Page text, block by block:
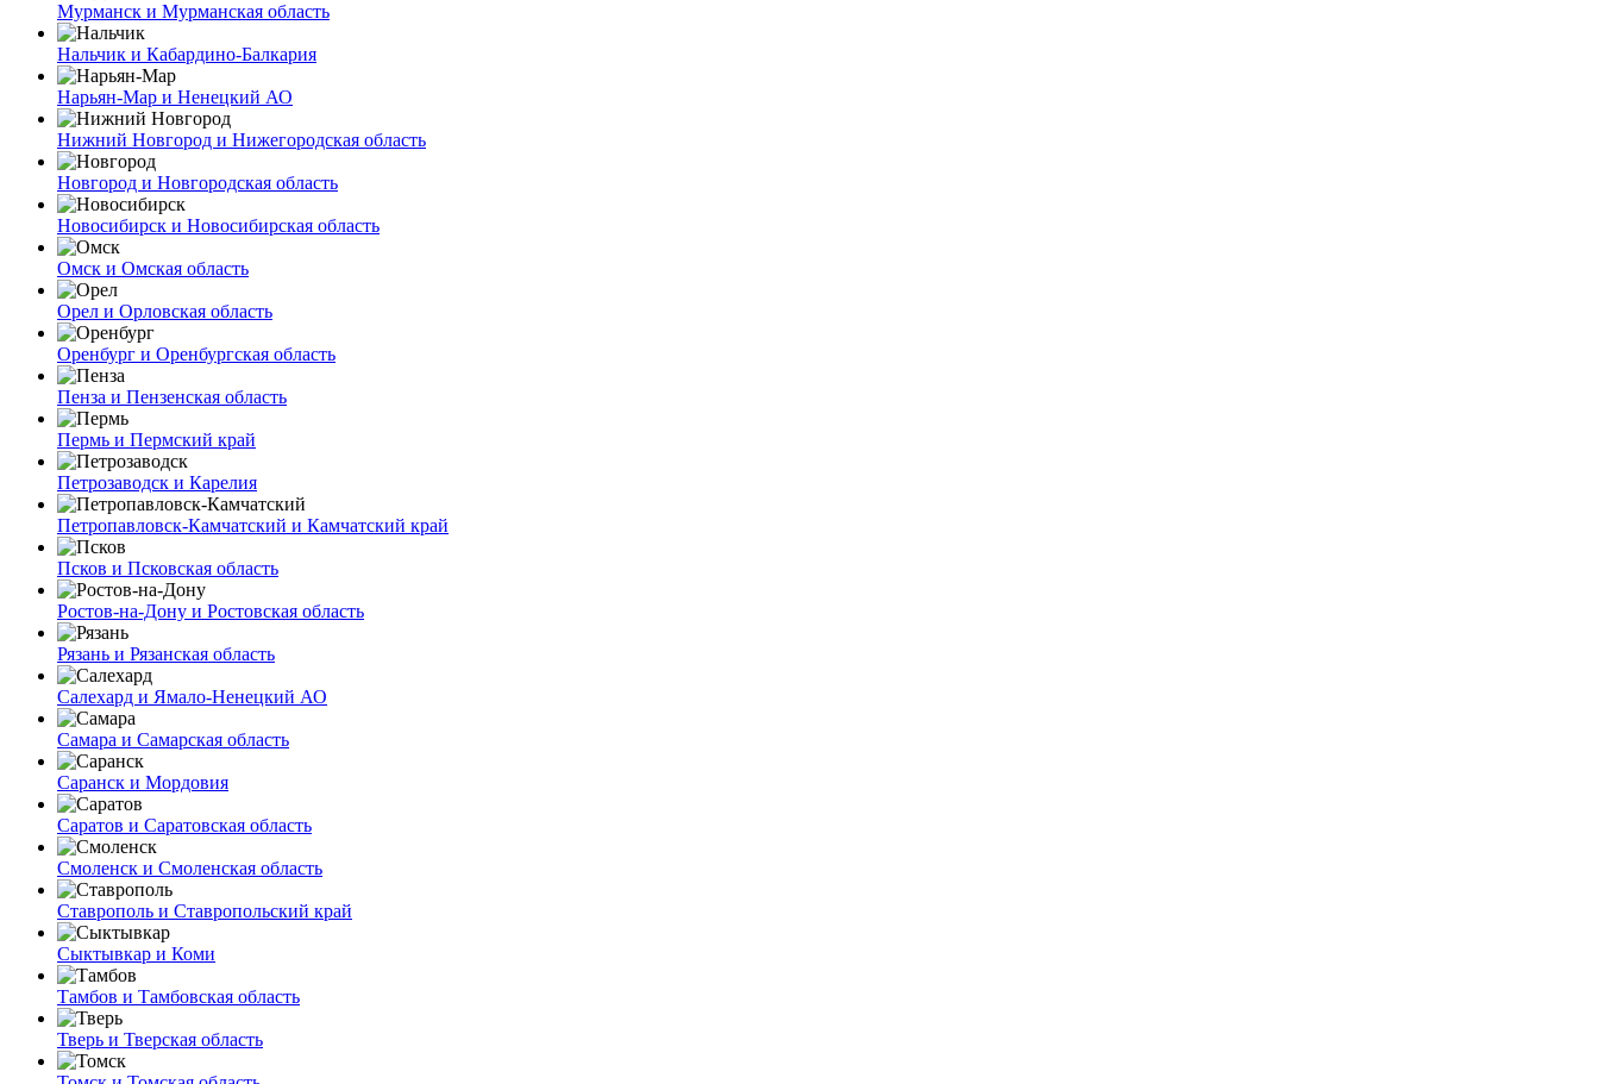
Мурманск и Мурманская область
Нальчик и Кабардино-Балкария
Нарьян-Мар и Ненецкий АО
Нижний Новгород и Нижегородская область
Новгород и Новгородская область
Новосибирск и Новосибирская область
Омск и Омская область
Орел и Орловская область
Оренбург и Оренбургская область
Пенза и Пензенская область
Пермь и Пермский край
Петрозаводск и Карелия
Петропавловск-Камчатский и Камчатский край
Псков и Псковская область
Ростов-на-Дону и Ростовская область
Рязань и Рязанская область
Салехард и Ямало-Ненецкий АО
Самара и Самарская область
Саранск и Мордовия
Саратов и Саратовская область
Смоленск и Смоленская область
Ставрополь и Ставропольский край
Сыктывкар и Коми
Тамбов и Тамбовская область
Тверь и Тверская область